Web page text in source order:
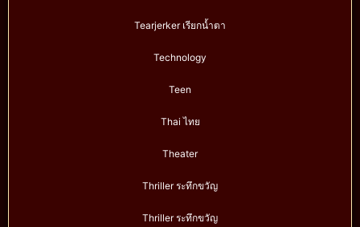
Tearjerker เรียกน้ำตา
Technology
Teen
Thai ไทย
Theater
Thriller ระทึกขวัญ
Thriller ระทึกขวัญ